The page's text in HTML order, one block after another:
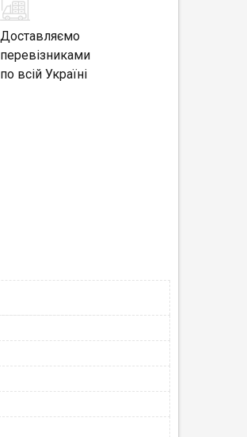
Доставляємо
перевізниками
по всій Україні